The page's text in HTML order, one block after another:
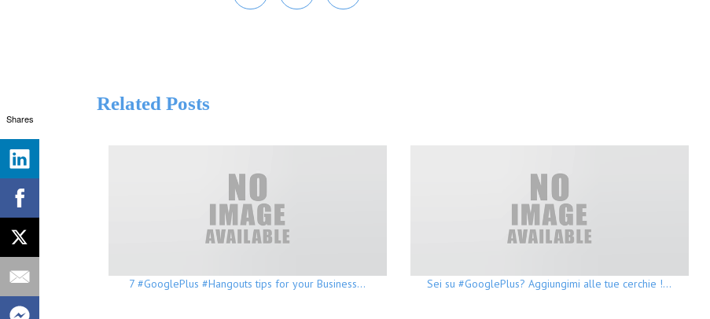
Related Posts
7 #GooglePlus #Hangouts tips for your Business… Sei su #GooglePlus? Aggiungimi alle tue cerchie !…
Shares